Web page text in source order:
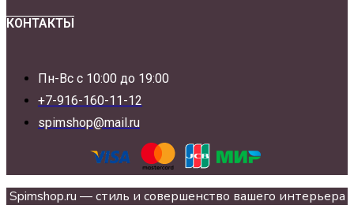
КОНТАКТЫ
Пн-Вс с 10:00 до 19:00
+7-916-160-11-12
spimshop@mail.ru
Spimshop.ru — стиль и совершенство вашего интерьера